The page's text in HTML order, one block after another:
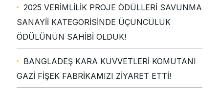
2025 VERİMLİLİK PROJE ÖDÜLLERİ SAVUNMA
SANAYİİ KATEGORİSİNDE ÜÇÜNCÜLÜK
ÖDÜLÜNÜN SAHİBİ OLDUK!
BANGLADEŞ KARA KUVVETLERİ KOMUTANI
GAZİ FİŞEK FABRİKAMIZI ZİYARET ETTİ!